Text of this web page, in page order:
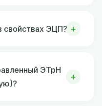
свойствах ЭЦП?
ЭТрН